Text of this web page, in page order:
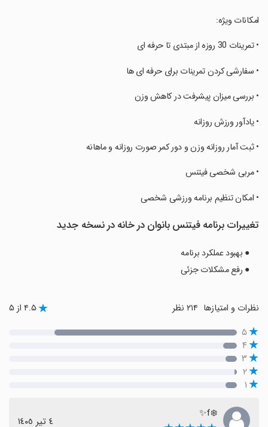
‏امکانات ویژه:
‏• تمرینات 30 روزه از مبتدی تا حرفه ای
‏• سفارشی کردن تمرینات برای حرفه ای ها
‏• بررسی میزان پیشرفت در کاهش وزن
‏• یادآور ورزش روزانه
‏• ثبت آمار روزانه وزن و دور کمر صورت روزانه و ماهانه
‏• مربی شخصی فیتنس
‏• امکان تنظیم برنامه ورزشی شخصی
تغییرات برنامه فیتنس بانوان در خانه در نسخه جدید
● بهبود عملکرد برنامه
● رفع مشکلات جزئی
نظرات و امتیازها ۴.۵ از ۵
۵
۴
۳
۲
۱
❄️f✨
٤ تیر ١٤٠٥